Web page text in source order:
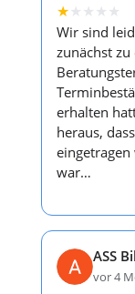
★★ ★ ★ ★
Wir sind
zunächst
erhalten
heraus,
war…
ASS
vor 4